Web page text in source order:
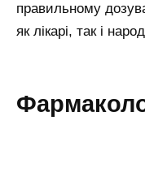
правильному
як лікарі, так і